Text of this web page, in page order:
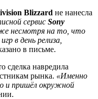
Blizzard не нанесла
сервис Sony
несмотря на то, что
в день релиза,
в письме.
сделка навредила
рынка. «Именно
и пришёл окружной